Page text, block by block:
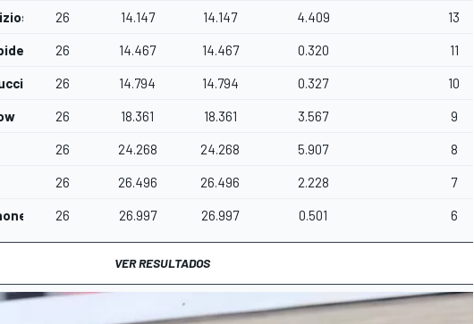
26 14.147 14.147 4.409 13
26 14.467 14.467 0.320 11
26 14.794 14.794 0.327 10
26 18.361 18.361 3.567 9
26 24.268 24.268 5.907 8
26 26.496 26.496 2.228 7
26 26.997 26.997 0.501 6
VER RESULTADOS